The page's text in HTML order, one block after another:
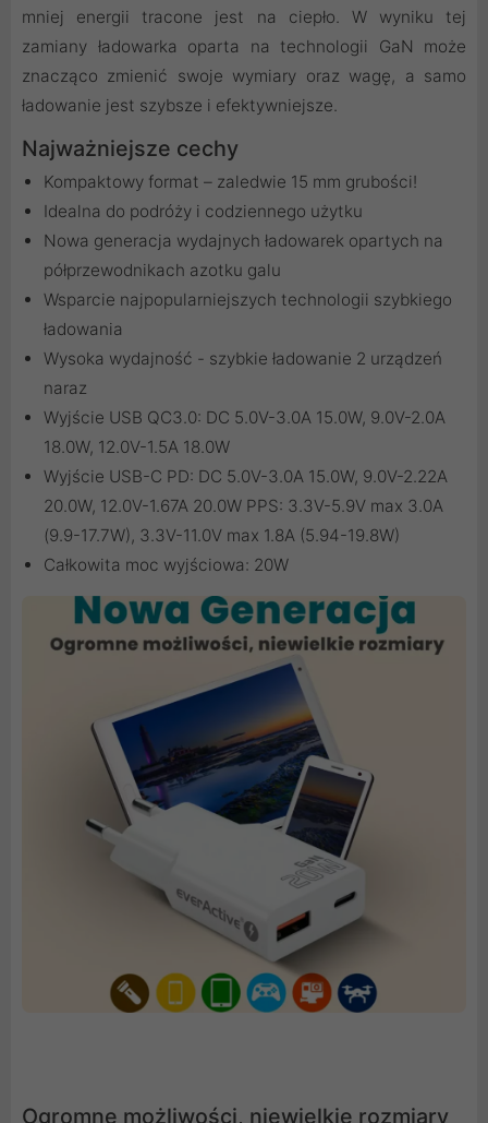
mniej energii tracone jest na ciepło. W wyniku tej
zamiany ładowarka oparta na technologii GaN może
znacząco zmienić swoje wymiary oraz wagę, a samo
ładowanie jest szybsze i efektywniejsze.
Najważniejsze cechy
Kompaktowy format – zaledwie 15 mm grubości!
Idealna do podróży i codziennego użytku
Nowa generacja wydajnych ładowarek opartych na
półprzewodnikach azotku galu
Wsparcie najpopularniejszych technologii szybkiego
ładowania
Wysoka wydajność - szybkie ładowanie 2 urządzeń
naraz
Wyjście USB QC3.0: DC 5.0V-3.0A 15.0W, 9.0V-2.0A
18.0W, 12.0V-1.5A 18.0W
Wyjście USB-C PD: DC 5.0V-3.0A 15.0W, 9.0V-2.22A
20.0W, 12.0V-1.67A 20.0W PPS: 3.3V-5.9V max 3.0A
(9.9-17.7W), 3.3V-11.0V max 1.8A (5.94-19.8W)
Całkowita moc wyjściowa: 20W
Ogromne możliwości, niewielkie rozmiary